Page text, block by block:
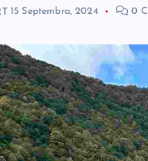
15 Septembra, 2024 0